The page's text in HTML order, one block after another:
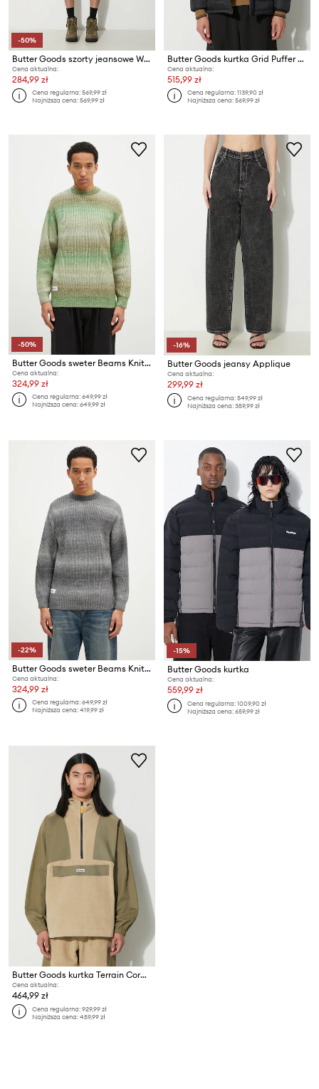
-50%
Butter Goods szorty jeansowe Web Denim Shorts
Cena aktualna:
284,99 zł
Cena regularna:569,99 zł
Najniższa cena:569,99 zł
Butter Goods kurtka Grid Puffer Jacket
Cena aktualna:
515,99 zł
Cena regularna:1139,90 zł
Najniższa cena:569,99 zł
-50%
Butter Goods sweter Beams Knit Sweater
Cena aktualna:
324,99 zł
Cena regularna:649,99 zł
Najniższa cena:649,99 zł
-16%
Butter Goods jeansy Applique
Cena aktualna:
299,99 zł
Cena regularna:549,99 zł
Najniższa cena:359,99 zł
-22%
Butter Goods sweter Beams Knit Sweater
Cena aktualna:
324,99 zł
Cena regularna:649,99 zł
Najniższa cena:419,99 zł
-15%
Butter Goods kurtka
Cena aktualna:
559,99 zł
Cena regularna:1009,90 zł
Najniższa cena:659,99 zł
Butter Goods kurtka Terrain Corduroy Jacket
Cena aktualna:
464,99 zł
Cena regularna:929,99 zł
Najniższa cena:459,99 zł